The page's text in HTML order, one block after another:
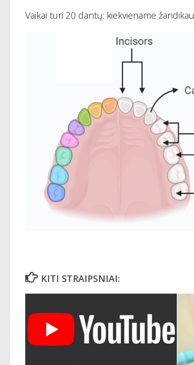
Vaikai turi 20 dantų: kiekviename
KITI STRAIPSNIAI: